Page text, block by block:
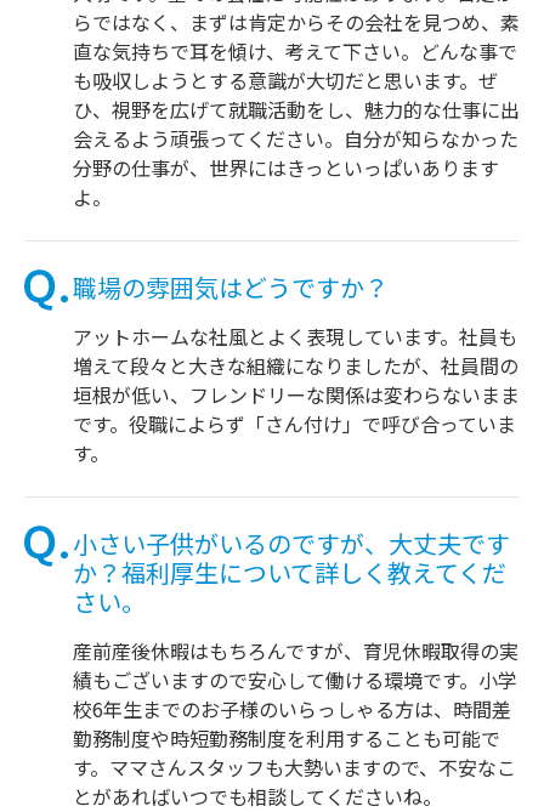
らではなく、まずは肯定からその会社を見つめ、素
直な気持ちで耳を傾け、考えて下さい。どんな事で
も吸収しようとする意識が大切だと思います。ぜ
ひ、視野を広げて就職活動をし、魅力的な仕事に出
会えるよう頑張ってください。自分が知らなかった
分野の仕事が、世界にはきっといっぱいあります
よ。
職場の雰囲気はどうですか？
アットホームな社風とよく表現しています。社員も
増えて段々と大きな組織になりましたが、社員間の
垣根が低い、フレンドリーな関係は変わらないまま
です。役職によらず「さん付け」で呼び合っていま
す。
小さい子供がいるのですが、大丈夫です
か？福利厚生について詳しく教えてくだ
さい。
産前産後休暇はもちろんですが、育児休暇取得の実
績もございますので安心して働ける環境です。小学
校6年生までのお子様のいらっしゃる方は、時間差
勤務制度や時短勤務制度を利用することも可能で
す。ママさんスタッフも大勢いますので、不安なこ
とがあればいつでも相談してくださいね。